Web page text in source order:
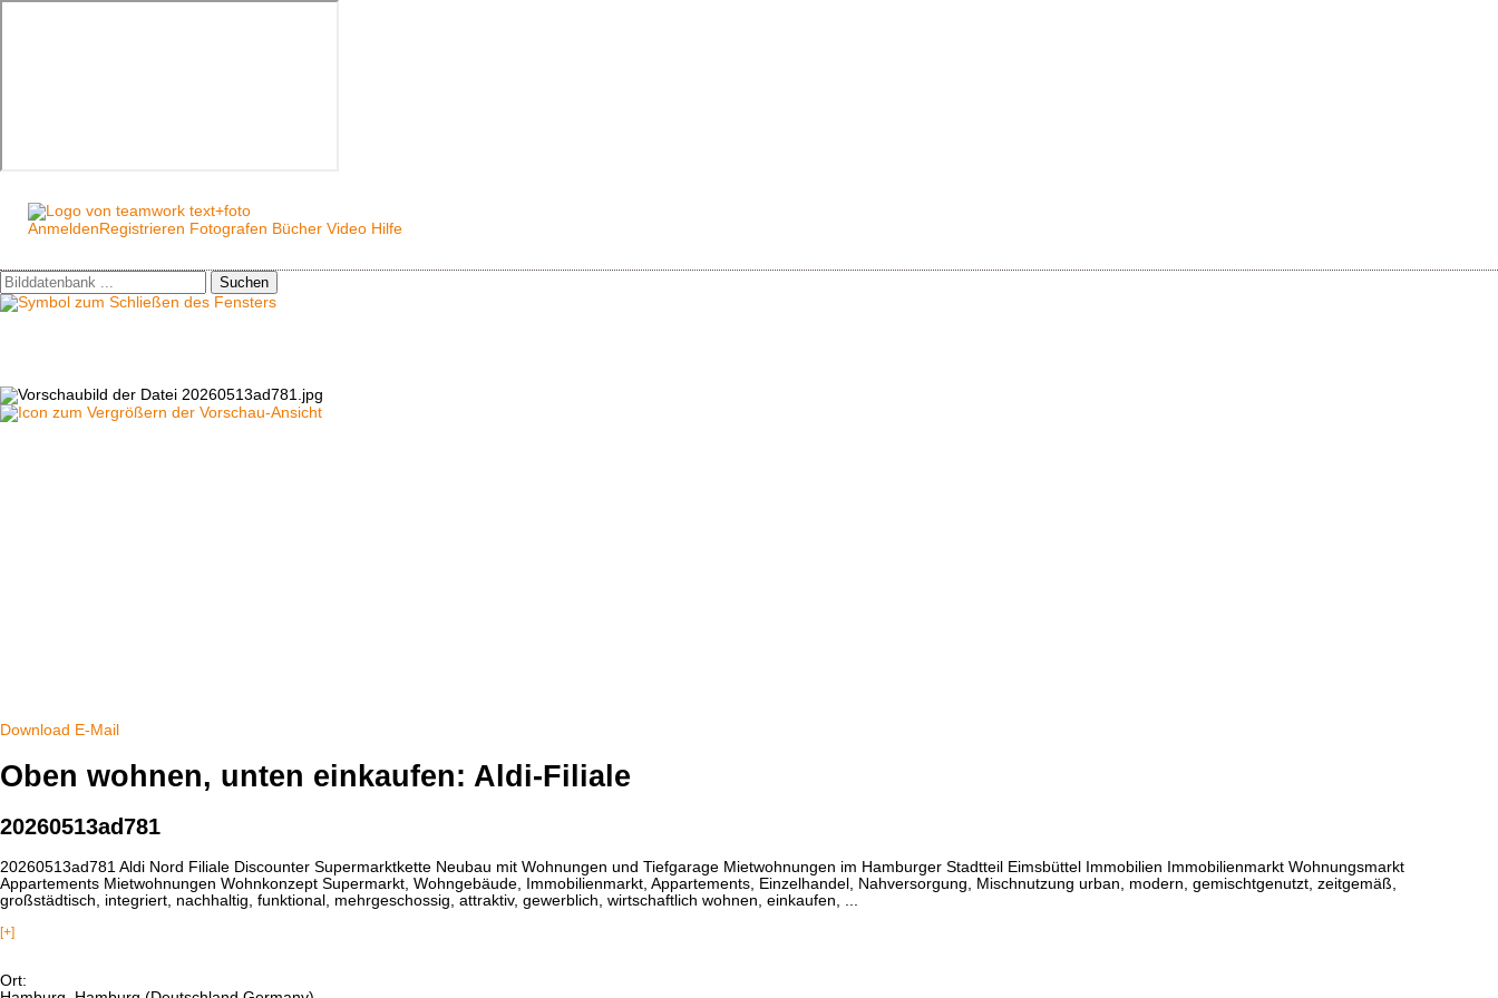
Anmelden Registrieren Fotografen Bücher Video Hilfe
Suchen
Download E-Mail
Oben wohnen, unten einkaufen: Aldi-Filiale
20260513ad781
20260513ad781 Aldi Nord Filiale Discounter Supermarktkette Neubau mit Wohnungen und Tiefgarage Mietwohnungen im Hamburger Stadtteil Eimsbüttel Immobilien Immobilienmarkt Wohnungsmarkt
Appartements Mietwohnungen Wohnkonzept Supermarkt, Wohngebäude, Immobilienmarkt, Appartements, Einzelhandel, Nahversorgung, Mischnutzung urban, modern, gemischtgenutzt, zeitgemäß,
großstädtisch, integriert, nachhaltig, funktional, mehrgeschossig, attraktiv, gewerblich, wirtschaftlich wohnen, einkaufen, ...
[+]
Ort: